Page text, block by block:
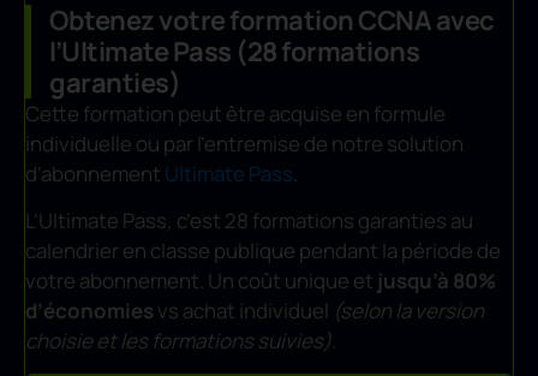
Obtenez votre formation CCNA avec
l’Ultimate Pass (28 formations
garanties)
Cette formation peut être acquise en formule
individuelle ou par l’entremise de notre solution
d’abonnement Ultimate Pass.
L’Ultimate Pass, c’est 28 formations garanties au
calendrier en classe publique pendant la période de
votre abonnement. Un coût unique et jusqu’à 80%
d’économies vs achat individuel (selon la version
choisie et les formations suivies).